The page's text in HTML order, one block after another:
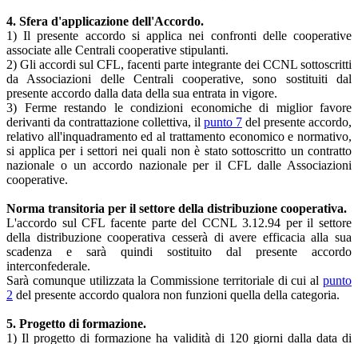
4. Sfera d'applicazione dell'Accordo.
1) Il presente accordo si applica nei confronti delle cooperative
associate alle Centrali cooperative stipulanti.
2) Gli accordi sul CFL, facenti parte integrante dei CCNL sottoscritti
da Associazioni delle Centrali cooperative, sono sostituiti dal
presente accordo dalla data della sua entrata in vigore.
3) Ferme restando le condizioni economiche di miglior favore
derivanti da contrattazione collettiva, il punto 7 del presente accordo,
relativo all'inquadramento ed al trattamento economico e normativo,
si applica per i settori nei quali non è stato sottoscritto un contratto
nazionale o un accordo nazionale per il CFL dalle Associazioni
cooperative.
Norma transitoria per il settore della distribuzione cooperativa.
L'accordo sul CFL facente parte del CCNL 3.12.94 per il settore
della distribuzione cooperativa cesserà di avere efficacia alla sua
scadenza e sarà quindi sostituito dal presente accordo
interconfederale.
Sarà comunque utilizzata la Commissione territoriale di cui al punto
2 del presente accordo qualora non funzioni quella della categoria.
5. Progetto di formazione.
1) Il progetto di formazione ha validità di 120 giorni dalla data di